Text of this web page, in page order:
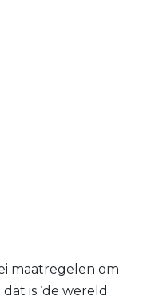
maatregelen om
is ‘de wereld